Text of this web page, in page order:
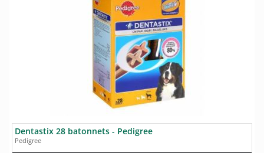
Dentastix 28 batonnets - Pedigree
Pedigree